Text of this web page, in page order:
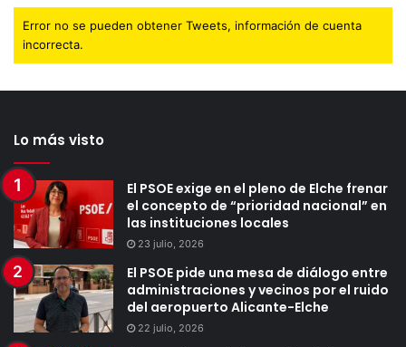
Error no se pueden obtener Tweets, información de cuenta
incorrecta.
Lo más visto
El PSOE exige en el pleno de Elche frenar
el concepto de “prioridad nacional” en
las instituciones locales
23 julio, 2026
El PSOE pide una mesa de diálogo entre
administraciones y vecinos por el ruido
del aeropuerto Alicante-Elche
22 julio, 2026